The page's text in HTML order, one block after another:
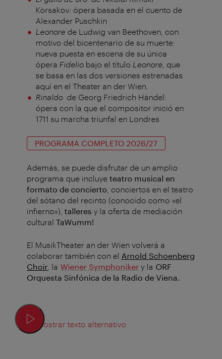
Korsakov: ópera basada en el cuento de
Alexander Puschkin
Leonore de Ludwig van Beethoven, con
motivo del bicentenario de su muerte:
nueva puesta en escena de su única
ópera Fideliobajo el título Leonore , que
se basa en las dos versiones estrenadas
aquí en el Theater an der Wien.
Rinaldo de Georg Friedrich Händel:
ópera con la que el compositor inició en
1711 su marcha triunfal en Londres
PROGRAMA COMPLETO 2026/27
Además, se puede disfrutar de un amplio
programa que incluye teatro musical en
formato de concierto , conciertos en el teatro
del sótano del recinto (conocido como «el
infierno»), talleres y la oferta de mediación
cultural TaWumm!
El MusikTheater an der Wien volverá a
colaborar también con el Arnold Schoenberg
Choir , la Wiener Symphoniker y la ORF
Orquesta Sinfónica de la Radio de Viena.
Mostrar texto alternativo